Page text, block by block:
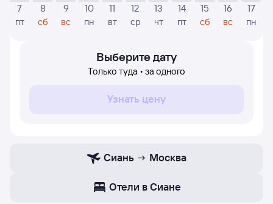
Если никто не искал авиабилетов по маршруту
Москва — Сиань, то цены могут отсутствовать
частично или полностью. В этом случае заполните
7
пт
8
сб
9
вс
10
пн
11
вт
12
ср
13
чт
14
пт
15
сб
16
вс
17
пн
Выберите дату
Только туда • за одного
Узнать цену
Сиань Москва
Отели в Сиане